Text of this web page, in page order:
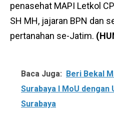
penasehat MAPI Letkol
SH MH, jajaran BPN dan
pertanahan se-Jatim.
Baca Juga: Beri Bekal
Surabaya I MoU
Surabaya